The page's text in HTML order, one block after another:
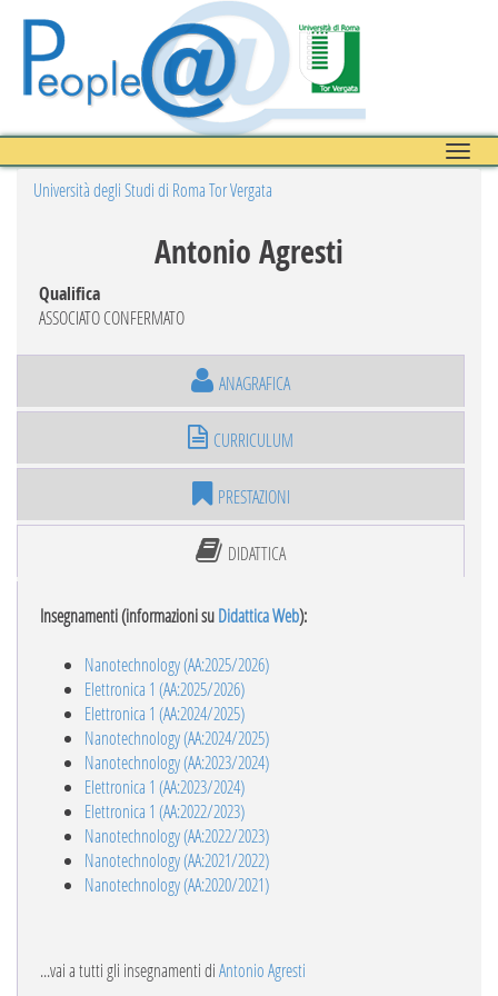
Toggle
Università degli Studi di Roma Tor Vergata
Antonio Agresti
Qualifica
ASSOCIATO CONFERMATO
ANAGRAFICA
CURRICULUM
PRESTAZIONI
DIDATTICA
Insegnamenti (informazioni suDidattica Web):
Nanotechnology (AA:2025/2026)
Elettronica 1 (AA:2025/2026)
Elettronica 1 (AA:2024/2025)
Nanotechnology (AA:2024/2025)
Nanotechnology (AA:2023/2024)
Elettronica 1 (AA:2023/2024)
Elettronica 1 (AA:2022/2023)
Nanotechnology (AA:2022/2023)
Nanotechnology (AA:2021/2022)
Nanotechnology (AA:2020/2021)
...vai a tutti gli insegnamenti diAntonio Agresti